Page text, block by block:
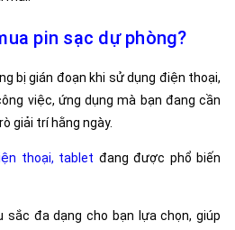
pin sạc dự phòng?
bị gián đoạn khi sử dụng điện thoại,
việc, ứng dụng mà bạn đang cần
giải trí hằng ngày.
thoại, tablet đang được phổ biến
sắc đa dạng cho bạn lựa chọn, giúp